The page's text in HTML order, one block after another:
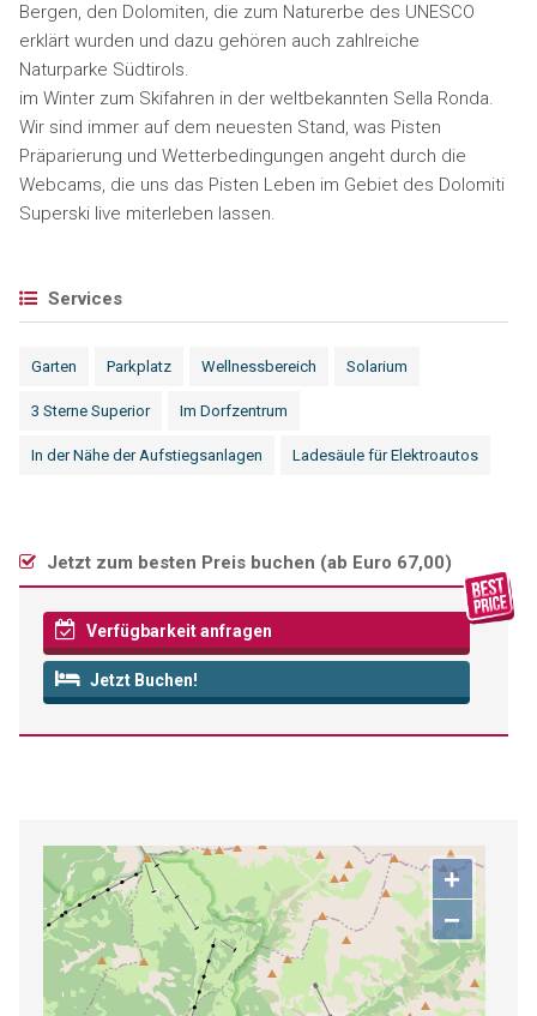
Bergen, den Dolomiten, die zum Naturerbe des UNESCO
erklärt wurden und dazu gehören auch zahlreiche
Naturparke Südtirols.
im Winter zum Skifahren in der weltbekannten Sella Ronda.
Wir sind immer auf dem neuesten Stand, was Pisten
Präparierung und Wetterbedingungen angeht durch die
Webcams, die uns das Pisten Leben im Gebiet des Dolomiti
Superski live miterleben lassen.
Services
Garten Parkplatz Wellnessbereich Solarium
3 Sterne Superior Im Dorfzentrum
In der Nähe der Aufstiegsanlagen Ladesäule für Elektroautos
Jetzt zum besten Preis buchen (ab Euro 67,00)
Verfügbarkeit anfragen
Jetzt Buchen!
+
−